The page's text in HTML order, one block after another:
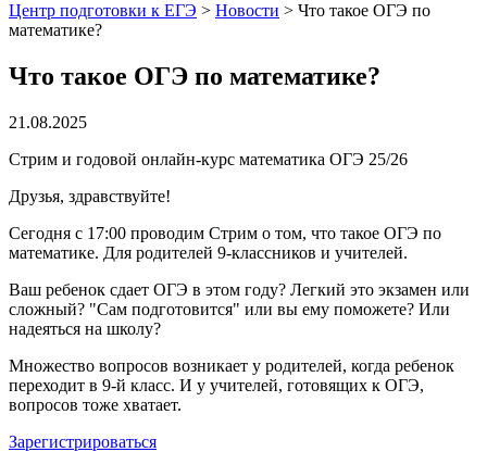
Центр подготовки к ЕГЭ > Новости > Что такое ОГЭ по
математике?
Что такое ОГЭ по математике?
21.08.2025
Стрим и годовой онлайн-курс математика ОГЭ 25/26
Друзья, здравствуйте!
Сегодня с 17:00 проводим Стрим о том, что такое ОГЭ по
математике. Для родителей 9-классников и учителей.
Ваш ребенок сдает ОГЭ в этом году? Легкий это экзамен или
сложный? "Сам подготовится" или вы ему поможете? Или
надеяться на школу?
Множество вопросов возникает у родителей, когда ребенок
переходит в 9-й класс. И у учителей, готовящих к ОГЭ,
вопросов тоже хватает.
Зарегистрироваться